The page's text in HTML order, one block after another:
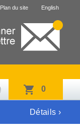
Plan du site English
0
Détails ›